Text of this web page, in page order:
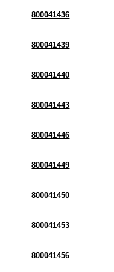
800041436
800041439
800041440
800041443
800041446
800041449
800041450
800041453
800041456